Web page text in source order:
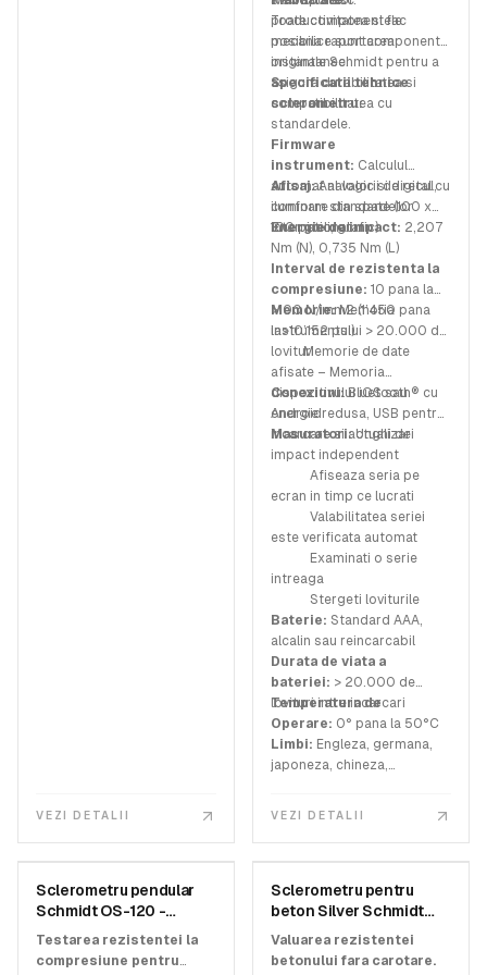
VEZI DETALII
productivitatea si fac
posibila raportarea
instantanee.
Toate componentele
mecanice sunt componente
originale Schmidt pentru a
asigura durabilitatea si
compatibilitatea cu
standardele.
Specificatii tehnice
sclerometru:
Firmware
instrument: Calculul
automat al valorii de recul,
conform standardelor
international.
Afisaj:Analogic si digital cu
iluminare din spate (100 x
100 pixeli, grafic)
Energie de impact: 2,207
Nm (N), 0,735 Nm (L)
Interval de rezistenta la
compresiune: 10 pana la
>100 N/mm2 (1’450 pana
la>10’152 psi)
Memorie:Memoria
instrumentului > 20.000 de
lovituri
Memorie de date
afisate – Memoria
dispozitivului iOS sau
Android
Conexiuni:Bluetooth® cu
energie redusa, USB pentru
incarcare si actualizari
Masuratori:Unghi de
impact independent
Afiseaza seria pe
ecran in timp ce lucrati
Valabilitatea seriei
este verificata automat
Examinati o serie
intreaga
Stergeti loviturile
Baterie: Standard AAA,
alcalin sau reincarcabil
Durata de viata a
bateriei: > 20.000 de
lovituri intre incarcari
Temperatura de
Operare: 0° pana la 50°C
Limbi: Engleza, germana,
japoneza, chineza,
VEZI DETALII
SKU:31006001
Sclerometru pendular
Schmidt OS-120 -
Proceq
Testarea rezistentei la
compresiune pentru
SKU:34151000
Sclerometru pentru
beton Silver Schmidt
OS8200 – Proceq
Valuarea rezistentei
betonului fara carotare.